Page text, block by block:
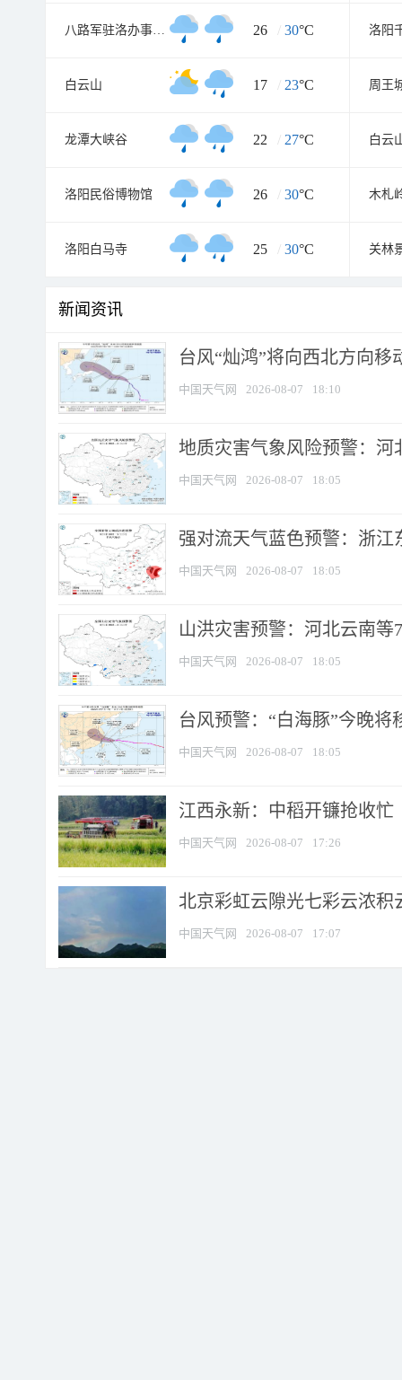
八路军驻洛办事处纪念馆 26 / 30°C 洛阳
白云山 17 / 23°C
龙潭大峡谷 22 / 27°C 白云
洛阳民俗博物馆 26 / 30°C 木札
洛阳白马寺 25 / 30°C 关林
新闻资讯
台风“灿鸿”将向西北方向移
中国天气网 2026-08-07 18:10
地质灾害气象风险预警：河
中国天气网 2026-08-07 18:05
强对流天气蓝色预警：浙江
中国天气网 2026-08-07 18:05
山洪灾害预警：河北云南
中国天气网 2026-08-07 18:05
台风预警：“白海豚”今晚将
中国天气网 2026-08-07 18:05
江西永新：中稻开镰抢收忙
中国天气网 2026-08-07 17:26
北京彩虹云隙光七彩云浓积
中国天气网 2026-08-07 17:07